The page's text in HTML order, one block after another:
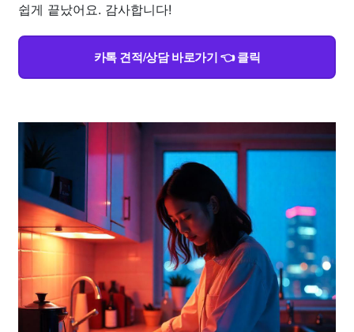
쉽게 끝났어요. 감사합니다!
카톡 견적/상담 바로가기 👈 클릭